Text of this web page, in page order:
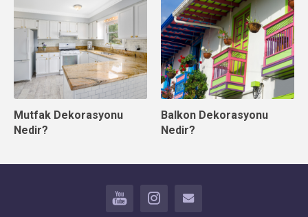
Mutfak Dekorasyonu
Nedir?
Balkon Dekorasyonu
Nedir?